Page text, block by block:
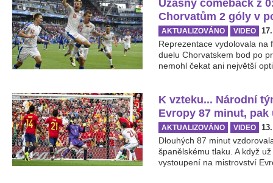
Úžasný comeback z
Chorvatům 2 góly v
AKTUALIZOVÁNO VIDEO
Reprezentace vydolovala na
duelu Chorvatskem bod po
nemohl čekat ani největší
K vzteku... Národní
Evropy 87 minut, pak
AKTUALIZOVÁNO VIDEO
Dlouhých 87 minut
španělskému tlaku. A když
vystoupení na mistrovství